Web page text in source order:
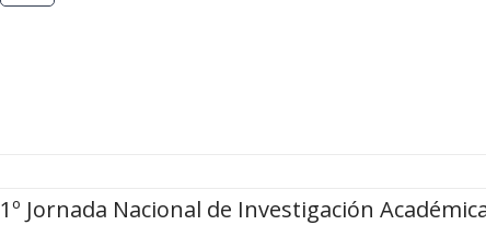
1º Jornada Nacional de Investigación